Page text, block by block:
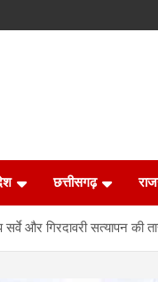
छत्तीसगढ़
और गिरदावरी सत्यापन